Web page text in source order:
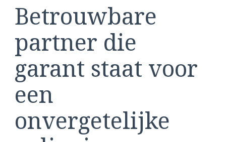
Betrouwbare
partner die
garant staat voor
een
onvergetelijke